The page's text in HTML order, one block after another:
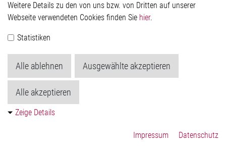
Elmos Semiconductor SE
Werkstättenstraße 18
Telefon: +49 (0) 2171 / 40 183-0
Handelsregister:
Köln HRB 123561
Weitere Details zu den von uns bzw. von Dritten auf unserer
Webseite verwendeten Cookies finden Sie hier.
Statistiken
Alle ablehnen Ausgewählte akzeptieren
Alle akzeptieren
Zeige Details
Impressum Datenschutz